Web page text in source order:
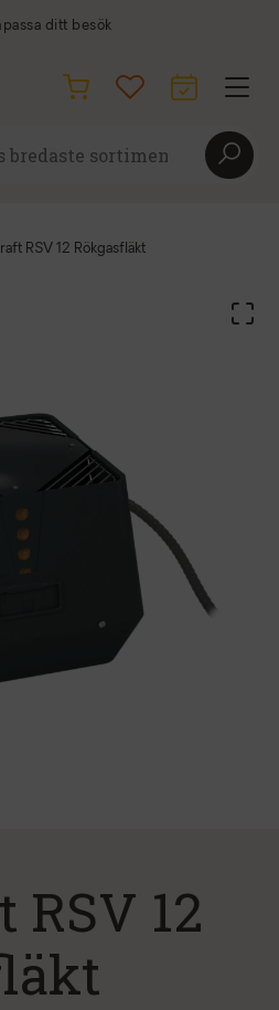
ditt besök
RSV 12 Rökgasfläkt
RSV 12